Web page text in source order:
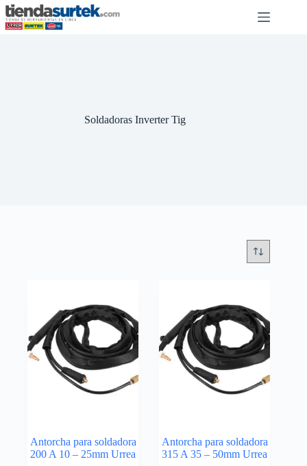
Saltar
al
contenido
Soldadoras Inverter Tig
Antorcha para soldadora
200 A 10 – 25mm Urrea
Antorcha para soldadora
315 A 35 – 50mm Urrea